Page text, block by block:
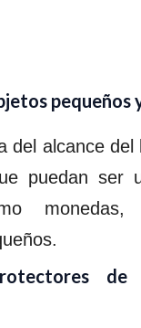
pequeños
del alcance del
puedan ser
de